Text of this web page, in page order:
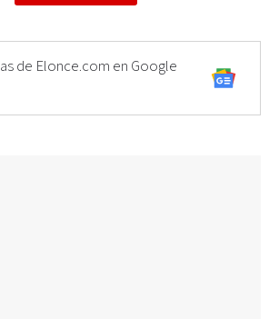
de Elonce.com en Google